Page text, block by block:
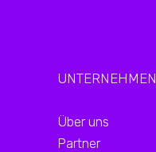
UNTERNEHMEN
Über uns
Partner